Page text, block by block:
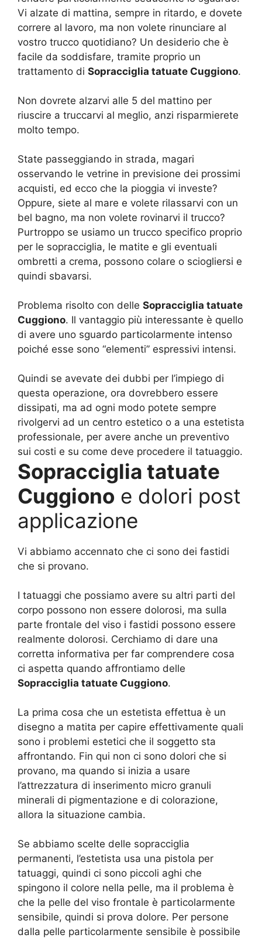
Vi alzate di mattina, sempre in ritardo, e dovete
correre al lavoro, ma non volete rinunciare al
vostro trucco quotidiano? Un desiderio che è
facile da soddisfare, tramite proprio un
trattamento di Sopracciglia tatuate Cuggiono.
Non dovrete alzarvi alle 5 del mattino per
riuscire a truccarvi al meglio, anzi risparmierete
molto tempo.
State passeggiando in strada, magari
osservando le vetrine in previsione dei prossimi
acquisti, ed ecco che la pioggia vi investe?
Oppure, siete al mare e volete rilassarvi con un
bel bagno, ma non volete rovinarvi il trucco?
Purtroppo se usiamo un trucco specifico proprio
per le sopracciglia, le matite e gli eventuali
ombretti a crema, possono colare o sciogliersi e
quindi sbavarsi.
Problema risolto con delle Sopracciglia tatuate
Cuggiono. Il vantaggio più interessante è quello
di avere uno sguardo particolarmente intenso
poiché esse sono “elementi” espressivi intensi.
Quindi se avevate dei dubbi per l’impiego di
questa operazione, ora dovrebbero essere
dissipati, ma ad ogni modo potete sempre
rivolgervi ad un centro estetico o a una estetista
professionale, per avere anche un preventivo
sui costi e su come deve procedere il tatuaggio.
Sopracciglia tatuate
Cuggiono e dolori post
applicazione
Vi abbiamo accennato che ci sono dei fastidi
che si provano.
I tatuaggi che possiamo avere su altri parti del
corpo possono non essere dolorosi, ma sulla
parte frontale del viso i fastidi possono essere
realmente dolorosi. Cerchiamo di dare una
corretta informativa per far comprendere cosa
ci aspetta quando affrontiamo delle
Sopracciglia tatuate Cuggiono.
La prima cosa che un estetista effettua è un
disegno a matita per capire effettivamente quali
sono i problemi estetici che il soggetto sta
affrontando. Fin qui non ci sono dolori che si
provano, ma quando si inizia a usare
l’attrezzatura di inserimento micro granuli
minerali di pigmentazione e di colorazione,
allora la situazione cambia.
Se abbiamo scelte delle sopracciglia
permanenti, l’estetista usa una pistola per
tatuaggi, quindi ci sono piccoli aghi che
spingono il colore nella pelle, ma il problema è
che la pelle del viso frontale è particolarmente
sensibile, quindi si prova dolore. Per persone
dalla pelle particolarmente sensibile è possibile